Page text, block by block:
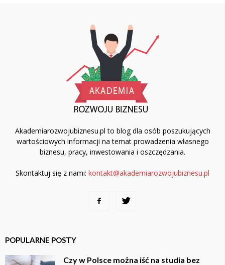
Akademiarozwojubiznesu.pl to blog dla osób poszukujących
wartościowych informacji na temat prowadzenia własnego
biznesu, pracy, inwestowania i oszczędzania.
Skontaktuj się z nami: kontakt@akademiarozwojubiznesu.pl
POPULARNE POSTY
Czy w Polsce można iść na studia bez